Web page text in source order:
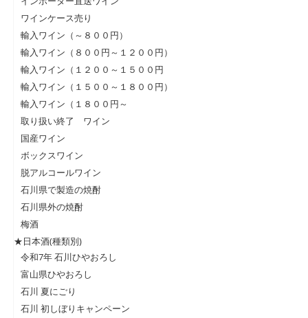
ワインケース売り
輸入ワイン（～８００円）
輸入ワイン（８００円～１２００円）
輸入ワイン（１２００～１５００円
輸入ワイン（１５００～１８００円）
輸入ワイン（１８００円～
取り扱い終了 ワイン
国産ワイン
ボックスワイン
脱アルコールワイン
石川県で製造の焼酎
石川県外の焼酎
梅酒
★日本酒(種類別)
令和7年 石川ひやおろし
富山県ひやおろし
石川 夏にごり
石川 初しぼりキャンペーン